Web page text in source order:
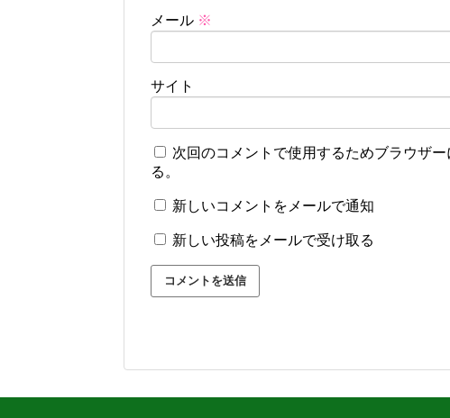
メール ※
サイト
次回のコメントで使用するためブラウザ
る。
新しいコメントをメールで通知
新しい投稿をメールで受け取る